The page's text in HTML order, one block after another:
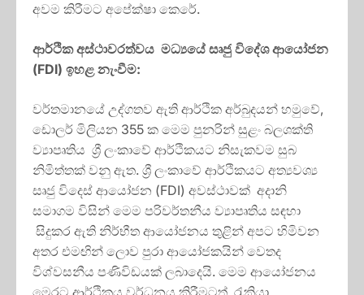
අවම කිරීමට අපේක්ෂා කෙරේ.
ආර්ථික අස්ථාවරත්වය මධ්‍යයේ සෘජු විදේශ ආයෝජන
(FDI) ඉහළ නැංවීම:
වර්තමානයේ උද්ගතව ඇති ආර්ථික අර්බුදයන් හමුවේ,
ඩොලර් මිලියන 355 ක මෙම පුනරින් සුළං බලශක්ති
ව්‍යාපෘතිය ශ්‍රී ලංකාවේ ආර්ථිකයට නිසැකවම සුබ
නිමිත්තක් වනු ඇත. ශ්‍රී ලංකාවේ ආර්ථිකයට අත්‍යවශ්‍ය
සෘජු විදෙස් ආයෝජන (FDI) අවස්ථාවක් අදානි
සමාගම විසින් මෙම පරිවර්තනීය ව්‍යාපෘතිය සඳහා
සිදුකර ඇති නිර්භීත ආයෝජනය තුළින් අපට හිමිවන
අතර එමඟින් ලොව පුරා ආයෝජකයින් වෙතද
විශ්වසනීය පණිවිඩයක් ලබාදෙයි. මෙම ආයෝජනය
මෙරට ආර්ථිකය වර්ධනය කිරීමටත්, රැකියා